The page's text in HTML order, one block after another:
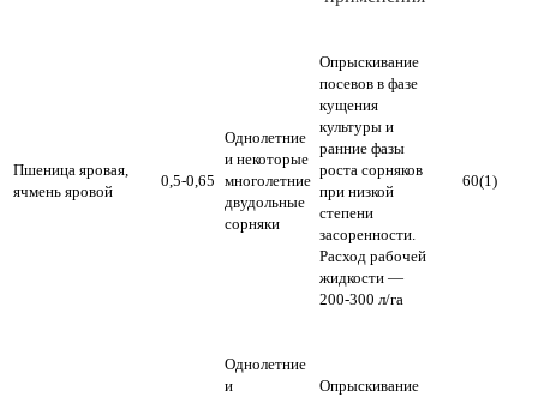
Пшеница яровая,
ячмень яровой
0,5-0,65
Однолетние
и некоторые
многолетние
двудольные
сорняки
Опрыскивание
посевов в фазе
кущения
культуры и
ранние фазы
роста сорняков
при низкой
степени
засоренности.
Расход рабочей
жидкости —
200-300 л/га
60(1)
Однолетние
и
Опрыскивание